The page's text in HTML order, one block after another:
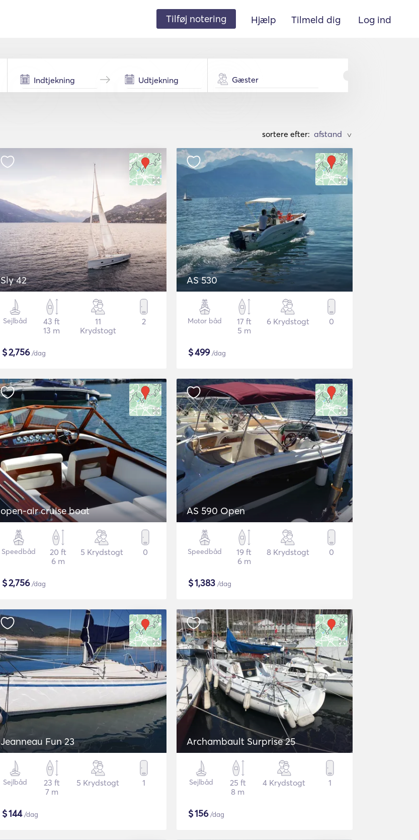
Tilføj notering Hjælp Tilmeld dig Log ind
Gæster
sortere efter: >
Sly 42
Sejlbåd
43 ft
13 m
11
Krydstogt
2
$2,756/dag
AS 530
Motor båd
17 ft
5 m
6 Krydstogt 0
$499/dag
open-air cruise boat
Speedbåd
20 ft
6 m
5 Krydstogt 0
$2,756/dag
AS 590 Open
Speedbåd
19 ft
6 m
8 Krydstogt 0
$1,383 /dag
Jeanneau Fun 23
Sejlbåd
23 ft
7 m
5 Krydstogt 1
$144/dag
Archambault Surprise 25
Sejlbåd
25 ft
8 m
4 Krydstogt 1
$156/dag